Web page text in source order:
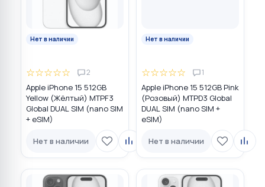
Нет в наличии
☆☆☆☆☆ 2
Apple iPhone 15 512GB
Yellow (Жёлтый) MTPF3
Global DUAL SIM (nano SIM
+ eSIM)
Нет в наличии
Нет в наличии
☆☆☆☆☆ 1
Apple iPhone 15 512GB Pink
(Розовый) MTPD3 Global
DUAL SIM (nano SIM +
eSIM)
Нет в наличии